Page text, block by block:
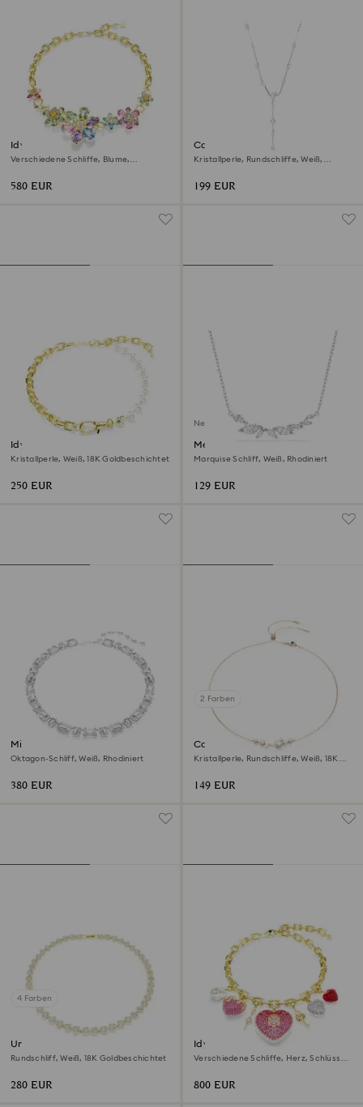
Idyllia Halskette
Verschiedene Schliffe, Blume,
580 EUR
Constella Y-Halskette
Kristallperle, Rundschliffe, Weiß,
199 EUR
Idyllia Halskette
Kristallperle, Weiß, 18K Goldbeschichtet
250 EUR
Neu
Mesmera Halskette
Marquise Schliff, Weiß, Rhodiniert
129 EUR
Millenia Halskette
Oktagon-Schliff, Weiß, Rhodiniert
380 EUR
2 Farben
Constella Halskette
Kristallperle, Rundschliffe, Weiß, 18K
149 EUR
4 Farben
Una Angelic Halskette
Rundschliff, Weiß, 18K Goldbeschichtet
280 EUR
Idyllia Halskette
Verschiedene Schliffe, Herz, Schlüssel,
800 EUR